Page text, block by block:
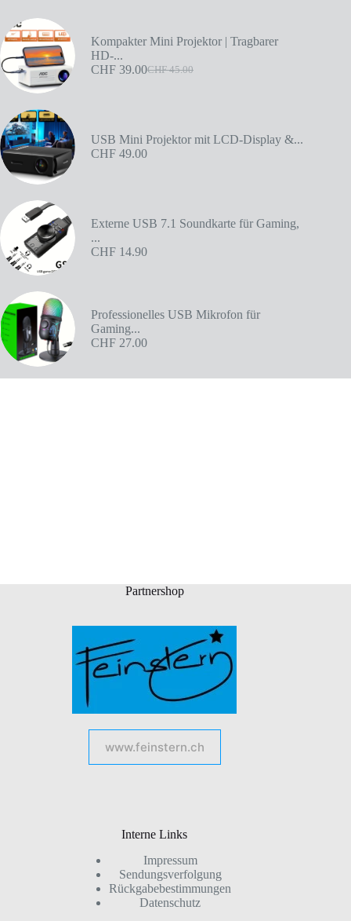
Kompakter Mini Projektor | Tragbarer
HD-...
CHF45.00
CHF 39.00
USB Mini Projektor mit LCD-Display &...
CHF 49.00
Externe USB 7.1 Soundkarte für Gaming,
...
CHF 14.90
Professionelles USB Mikrofon für
Gaming...
CHF 27.00
Partnershop
www.feinstern.ch
Interne Links
Impressum
Sendungsverfolgung
Rückgabebestimmungen
Datenschutz